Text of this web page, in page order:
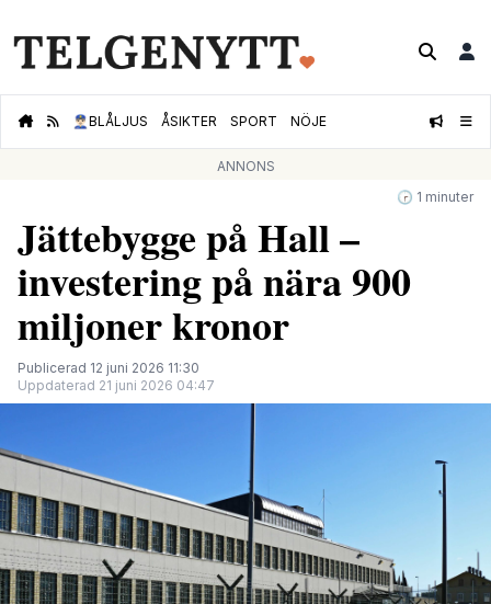
👮🏻‍♂️BLÅLJUS ÅSIKTER SPORT NÖJE
ANNONS
🕝 1 minuter
Jättebygge på Hall –
investering på nära 900
miljoner kronor
Publicerad 12 juni 2026 11:30
Uppdaterad 21 juni 2026 04:47